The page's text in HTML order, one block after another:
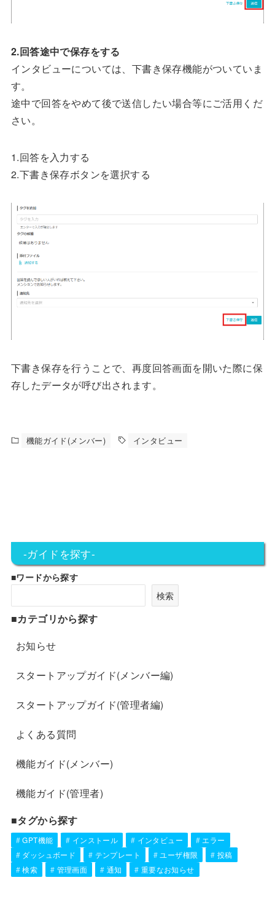
2.回答途中で保存をする
インタビューについては、下書き保存機能がついていま
す。
途中で回答をやめて後で送信したい場合等にご活用くだ
さい。
1.回答を入力する
2.下書き保存ボタンを選択する
下書き保存を行うことで、再度回答画面を開いた際に保
存したデータが呼び出されます。
機能ガイド(メンバー) インタビュー
-ガイドを探す-
■ワードから探す
検索
■カテゴリから探す
お知らせ
スタートアップガイド(メンバー編)
スタートアップガイド(管理者編)
よくある質問
機能ガイド(メンバー)
機能ガイド(管理者)
■タグから探す
GPT機能 インストール インタビュー
エラー
ダッシュボード
テンプレート ユーザ権限
投稿
検索
管理画面 通知 重要なお知らせ